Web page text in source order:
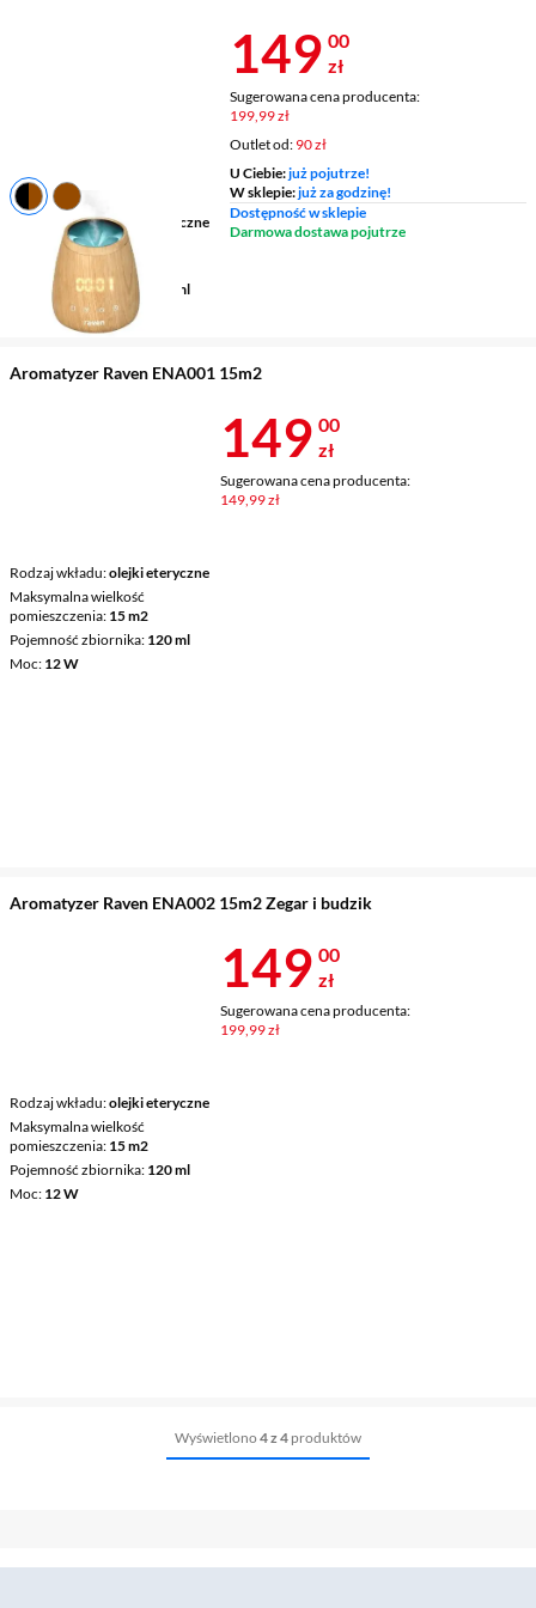
Rodzaj wkładu olejki eteryczne
Maksymalna wielkość
pomieszczenia
15 m2
Pojemność zbiornika
120 ml
12 W
Cena 149 zł
149 00
zł
Sugerowana cena producenta:
199,99 zł
Outlet od: 90 zł
U Ciebie:już pojutrze!
W sklepie:już za godzinę!
Dostępność w sklepie
Darmowa dostawa pojutrze
Aromatyzer Raven ENA001 15m2
Rodzaj wkładu olejki eteryczne
Maksymalna wielkość
pomieszczenia 15 m2
Pojemność zbiornika 120 ml
Moc 12 W
Cena 149 zł
149 00
zł
Sugerowana cena producenta:
149,99 zł
Aromatyzer Raven ENA002 15m2 Zegar i budzik
Rodzaj wkładu olejki eteryczne
Maksymalna wielkość
pomieszczenia 15 m2
Pojemność zbiornika 120 ml
Moc 12 W
Cena 149 zł
149 00
zł
Sugerowana cena producenta:
199,99 zł
Wyświetlono 4 z 4 produktów